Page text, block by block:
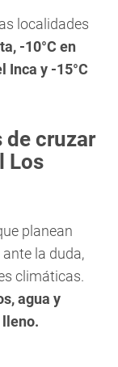
localidades
-10°C en
Inca y -15°C
de cruzar
Los
planean
la duda,
climáticas.
agua y